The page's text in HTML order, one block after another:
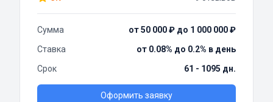
Сумма
от 50 000 ₽ до 1 000 000 ₽
Ставка
от 0.08% до 0.2% в день
Срок
61 - 1095 дн.
Оформить заявку